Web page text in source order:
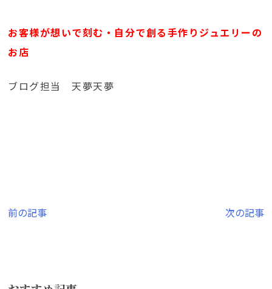
お客様が想いで刻む・自分で創る手作りジュエリーの
お店
ブログ担当 天夢天夢
投
ビ
前の記事 次の記事